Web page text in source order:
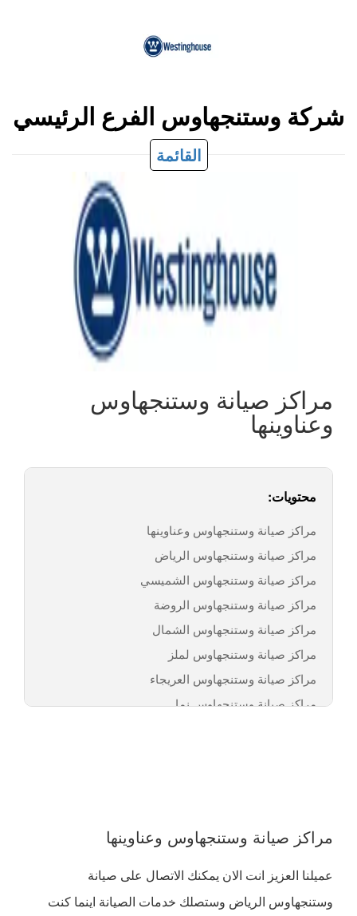
شركة وستنجهاوس الفرع الرئيسي
القائمة
مراكز صيانة وستنجهاوس
وعناوينها
محتويات:
مراكز صيانة وستنجهاوس وعناوينها
مراكز صيانة وستنجهاوس الرياض
مراكز صيانة وستنجهاوس الشميسي
مراكز صيانة وستنجهاوس الروضة
مراكز صيانة وستنجهاوس الشمال
مراكز صيانة وستنجهاوس لملز
مراكز صيانة وستنجهاوس العريجاء
مراكز صيانة وستنجهاوس نما
مراكز صيانة وستنجهاوس عرقة
مراكز صيانة وستنجهاوس السلي
مراكز صيانة وستنجهاوس النسيم
مراكز صيانة وستنجهاوس وعناوينها
عميلنا العزيز انت الان يمكنك الاتصال على صيانة
وستنجهاوس الرياض وستصلك خدمات الصيانة اينما كنت